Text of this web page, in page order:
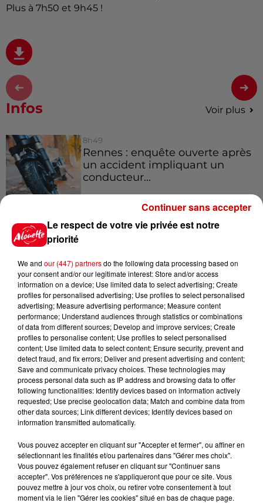
Plus à 7h50 et 9h45 !
Infos Voir plus
8h49
Rennes : enquête ouverte après
un accident impliquant un
conducteur...
Aide carburant pour les "grands
8 août 2026
Royan : elle tente d’écraser son
ex-conjoint et dit regretter...
8 août 2026
Cambriolages : plus de 18 000
logements visités en juillet 2026,
en...
Jeux Voir plus
Le respect de votre vie privée est notre
priorité
We and our (447) partnersdo the following data processing based on
your consent and/or our legitimate interest: Store and/or access
information on a device; Use limited data to select advertising; Create
profiles for personalised advertising; Use profiles to select personalised
advertising; Measure advertising performance; Measure content
performance; Understand audiences through statistics or combinations
of data from different sources; Develop and improve services; Create
profiles to personalise content; Use profiles to select personalised
content; Use limited data to select content; Ensure security, prevent and
detect fraud, and fix errors; Deliver and present advertising and content;
Save and communicate privacy choices. These technologies may
process personal data such as IP address and browsing data to offer
following functionalities: Identify devices based on information actively
requested; Use precise geolocation data; Match and combine data from
other data sources; Link different devices; Identify devices based on
information transmitted automatically.
Vous pouvez accepter en cliquant sur "Accepter et fermer", ou affiner en
sélectionnant les finalités et/ou partenaires dans "Gérer mes choix".
Vous pouvez également refuser en cliquant sur "Continuer sans
accepter". Vos préférences ne s'appliqueront que pour ce site. Vous
pouvez mettre à jour vos choix, ou retirer votre consentement à tout
moment via le lien "Gérer les cookies" situé en bas de chaque page.
Continuer sans accepter